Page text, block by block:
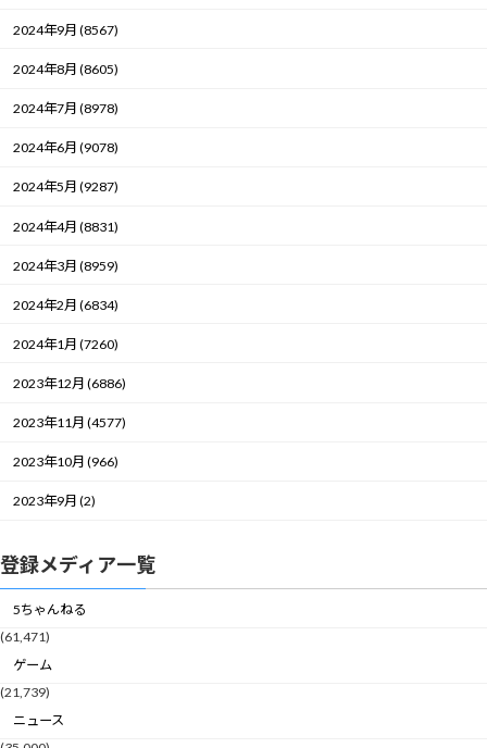
2024年9月 (8567)
2024年8月 (8605)
2024年7月 (8978)
2024年6月 (9078)
2024年5月 (9287)
2024年4月 (8831)
2024年3月 (8959)
2024年2月 (6834)
2024年1月 (7260)
2023年12月 (6886)
2023年11月 (4577)
2023年10月 (966)
2023年9月 (2)
登録メディア一覧
5ちゃんねる
(61,471)
ゲーム
(21,739)
ニュース